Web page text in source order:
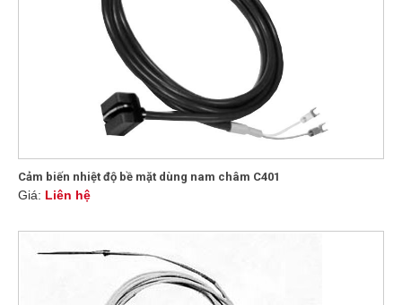
Cảm biến nhiệt độ bề mặt dùng nam châm C401
Giá: Liên hệ